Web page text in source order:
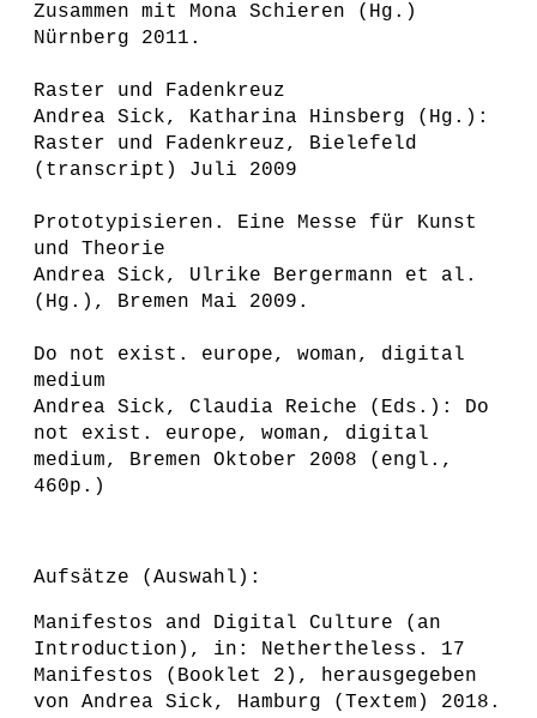
Zusammen mit Mona Schieren (Hg.)
Nürnberg 2011.
Raster und Fadenkreuz
Andrea Sick, Katharina Hinsberg (Hg.):
Raster und Fadenkreuz, Bielefeld
(transcript) Juli 2009
Prototypisieren. Eine Messe für Kunst
und Theorie
Andrea Sick, Ulrike Bergermann et al.
(Hg.), Bremen Mai 2009.
Do not exist. europe, woman, digital
medium
Andrea Sick, Claudia Reiche (Eds.): Do
not exist. europe, woman, digital
medium, Bremen Oktober 2008 (engl.,
460p.)
Aufsätze (Auswahl):
Manifestos and Digital Culture (an
Introduction), in: Nethertheless. 17
Manifestos (Booklet 2), herausgegeben
von Andrea Sick, Hamburg (Textem) 2018.